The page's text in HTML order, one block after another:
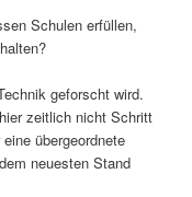
Schulen erfüllen,
geforscht wird.
zeitlich nicht Schritt
übergeordnete
neuesten Stand